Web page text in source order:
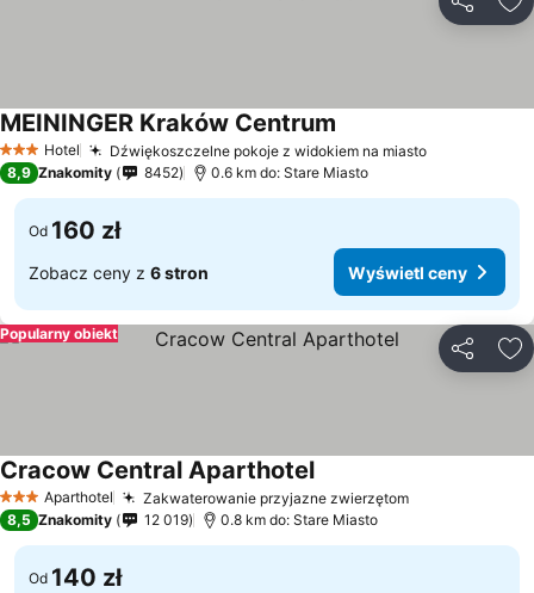
3 Kategoria
Hotel Dźwiękoszczelne pokoje z widokiem na miasto
MEININGER Kraków Centrum
8,9 Znakomity 8452 0.6 km do: Stare Miasto
Od 160 zł
Zobacz ceny z 6 stron Wyświetl ceny
Popularny obiekt
3 KategoriaAparthotel Zakwaterowanie przyjazne zwierzętom
Cracow Central Aparthotel
8,5 Znakomity 12 019 0.8 km do: Stare Miasto
Od 140 zł